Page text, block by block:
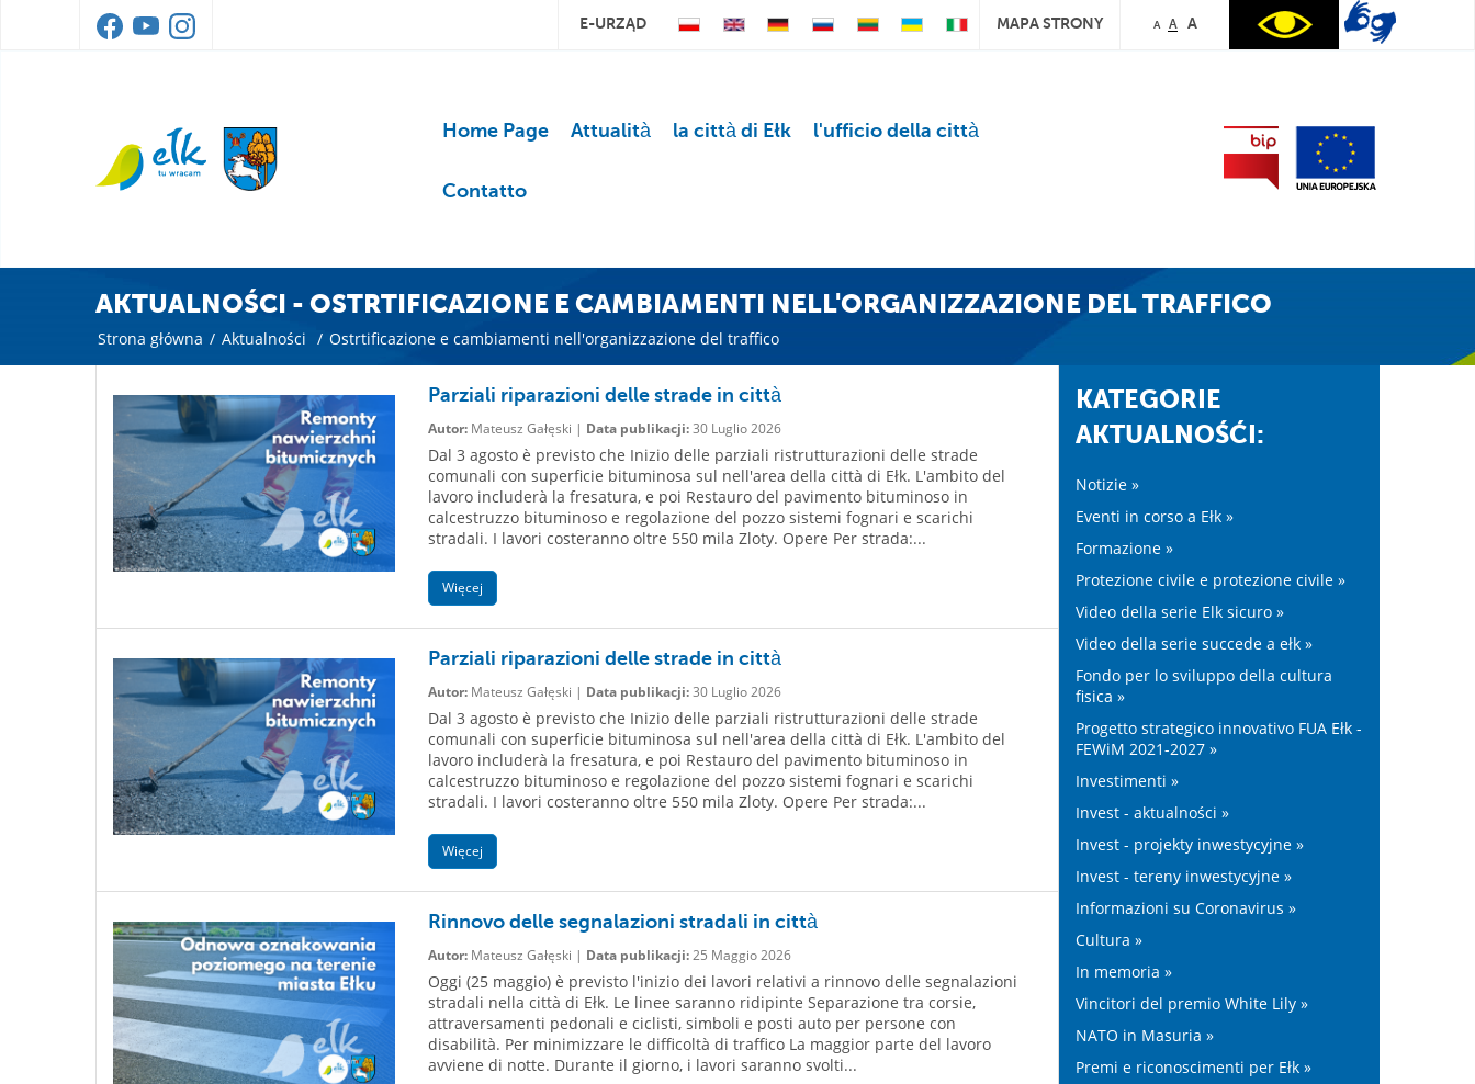
E-URZĄD MAPA STRONY A A A
Home Page Attualità la città di Ełk l'ufficio della città
Contatto
AKTUALNOŚCI - OSTRTIFICAZIONE E CAMBIAMENTI NELL'ORGANIZZAZIONE DEL TRAFFICO
Strona główna / Aktualności / Ostrtificazione e cambiamenti nell'organizzazione del traffico
Parziali riparazioni delle strade in città
Autor:Mateusz Gałęski | Data publikacji:30 Luglio 2026
Dal 3 agosto è previsto che Inizio delle parziali ristrutturazioni delle strade
comunali con superficie bituminosa sul nell'area della città di Ełk. L'ambito del
lavoro includerà la fresatura, e poi Restauro del pavimento bituminoso in
calcestruzzo bituminoso e regolazione del pozzo sistemi fognari e scarichi
stradali. I lavori costeranno oltre 550 mila Zloty. Opere Per strada:...
Więcej
Parziali riparazioni delle strade in città
Autor:Mateusz Gałęski | Data publikacji:30 Luglio 2026
Dal 3 agosto è previsto che Inizio delle parziali ristrutturazioni delle strade
comunali con superficie bituminosa sul nell'area della città di Ełk. L'ambito del
lavoro includerà la fresatura, e poi Restauro del pavimento bituminoso in
calcestruzzo bituminoso e regolazione del pozzo sistemi fognari e scarichi
stradali. I lavori costeranno oltre 550 mila Zloty. Opere Per strada:...
Więcej
Rinnovo delle segnalazioni stradali in città
Autor:Mateusz Gałęski | Data publikacji:25 Maggio 2026
Oggi (25 maggio) è previsto l'inizio dei lavori relativi a rinnovo delle segnalazioni
stradali nella città di Ełk. Le linee saranno ridipinte Separazione tra corsie,
attraversamenti pedonali e ciclisti, simboli e posti auto per persone con
disabilità. Per minimizzare le difficoltà di traffico La maggior parte del lavoro
avviene di notte. Durante il giorno, i lavori saranno svolti...
KATEGORIE
AKTUALNOŚĆI:
Notizie »
Eventi in corso a Ełk »
Formazione »
Protezione civile e protezione civile »
Video della serie Elk sicuro »
Video della serie succede a ełk »
Fondo per lo sviluppo della cultura
fisica »
Progetto strategico innovativo FUA Ełk -
FEWiM 2021-2027 »
Investimenti »
Invest - aktualności »
Invest - projekty inwestycyjne »
Invest - tereny inwestycyjne »
Informazioni su Coronavirus »
Cultura »
In memoria »
Vincitori del premio White Lily »
NATO in Masuria »
Premi e riconoscimenti per Ełk »